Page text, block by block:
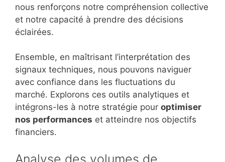
nous renforçons notre compréhension collective
et notre capacité à prendre des décisions
éclairées.
Ensemble, en maîtrisant l’interprétation des
signaux techniques, nous pouvons naviguer
avec confiance dans les fluctuations du
marché. Explorons ces outils analytiques et
intégrons-les à notre stratégie pour optimiser
nos performances et atteindre nos objectifs
financiers.
Analyse des volumes de